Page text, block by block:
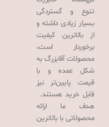
تنوع و گستردگی
بسیار زیادی داشته و
از بالاترین کیفیت
برخوردار است،
محصولات آقابزرگ به
شکل عمده و با
قیمت پایین‌تر نیز
قابل خرید هستند.
هدف ما ارائه
محصولاتی با بالاترین